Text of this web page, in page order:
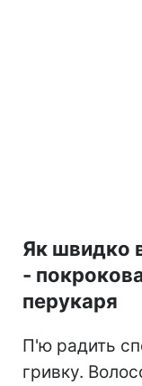
Як швидко
- покрокова
перукаря
П'ю радить
гривку.